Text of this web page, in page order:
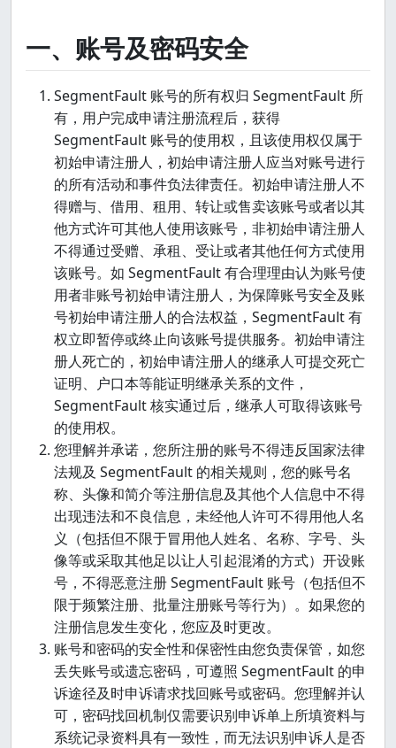
一、账号及密码安全
SegmentFault 账号的所有权归 SegmentFault 所
有，用户完成申请注册流程后，获得
SegmentFault 账号的使用权，且该使用权仅属于
初始申请注册人，初始申请注册人应当对账号进行
的所有活动和事件负法律责任。初始申请注册人不
得赠与、借用、租用、转让或售卖该账号或者以其
他方式许可其他人使用该账号，非初始申请注册人
不得通过受赠、承租、受让或者其他任何方式使用
该账号。如 SegmentFault 有合理理由认为账号使
用者非账号初始申请注册人，为保障账号安全及账
号初始申请注册人的合法权益，SegmentFault 有
权立即暂停或终止向该账号提供服务。初始申请注
册人死亡的，初始申请注册人的继承人可提交死亡
证明、户口本等能证明继承关系的文件，
SegmentFault 核实通过后，继承人可取得该账号
的使用权。
您理解并承诺，您所注册的账号不得违反国家法律
法规及 SegmentFault 的相关规则，您的账号名
称、头像和简介等注册信息及其他个人信息中不得
出现违法和不良信息，未经他人许可不得用他人名
义（包括但不限于冒用他人姓名、名称、字号、头
像等或采取其他足以让人引起混淆的方式）开设账
号，不得恶意注册 SegmentFault 账号（包括但不
限于频繁注册、批量注册账号等行为）。如果您的
注册信息发生变化，您应及时更改。
账号和密码的安全性和保密性由您负责保管，如您
丢失账号或遗忘密码，可遵照 SegmentFault 的申
诉途径及时申诉请求找回账号或密码。您理解并认
可，密码找回机制仅需要识别申诉单上所填资料与
系统记录资料具有一致性，而无法识别申诉人是否